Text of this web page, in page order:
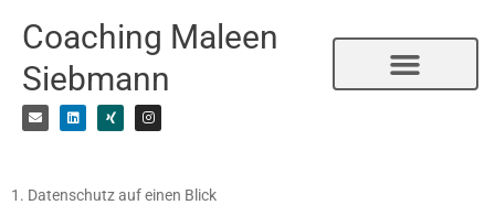
InhaltCoaching Maleen
Siebmann
E
n
v
e
e
L
i
n
k
n
X
i
n
g
I
n
s
t
a
m
1. Datenschutz auf einen Blick